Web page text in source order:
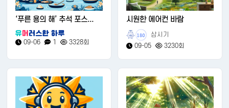
‘푸른 용의 해’ 추석 포스...
09-06 1 3328회
시원한 에어컨 바람
180
삼시기
09-05
3230회